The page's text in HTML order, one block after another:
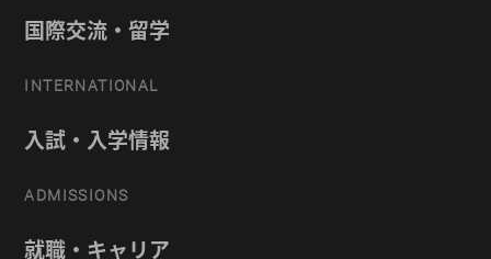
国際交流・留学
INTERNATIONAL
入試・入学情報
ADMISSIONS
就職・キャリア